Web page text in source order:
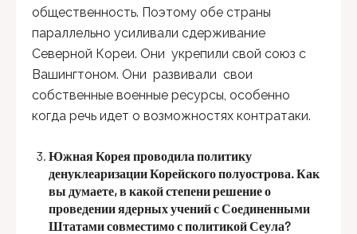
общественность. Поэтому обе страны
параллельно усиливали сдерживание
Северной Кореи. Они укрепили свой союз с
Вашингтоном. Они развивали свои
собственные военные ресурсы, особенно
когда речь идет о возможностях контратаки.
Южная Корея проводила политику
денуклеаризации Корейского полуострова. Как
вы думаете, в какой степени решение о
проведении ядерных учений с Соединенными
Штатами совместимо с политикой Сеула?